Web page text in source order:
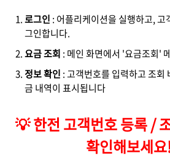
로그인 : 어플리케이션을 실행하고, 고
그인합니다.
요금 조회 : 메인 화면에서 '요금조회'
정보 확인 : 고객번호를 입력하고 조회
금 내역이 표시됩니다
💡한전 고객번호 등록 /
확인해보세